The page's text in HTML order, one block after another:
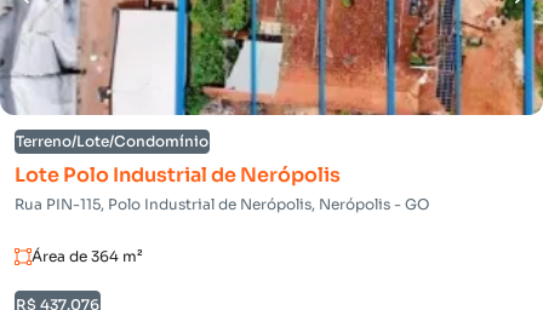
Terreno/Lote/Condomínio
Lote Polo Industrial de Nerópolis
Rua PIN-115, Polo Industrial de Nerópolis, Nerópolis - GO
Área de 364 m²
R$ 437.076